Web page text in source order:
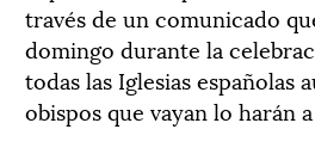
través de un comunicado
domingo durante la
todas las Iglesias españolas
obispos que vayan lo harán